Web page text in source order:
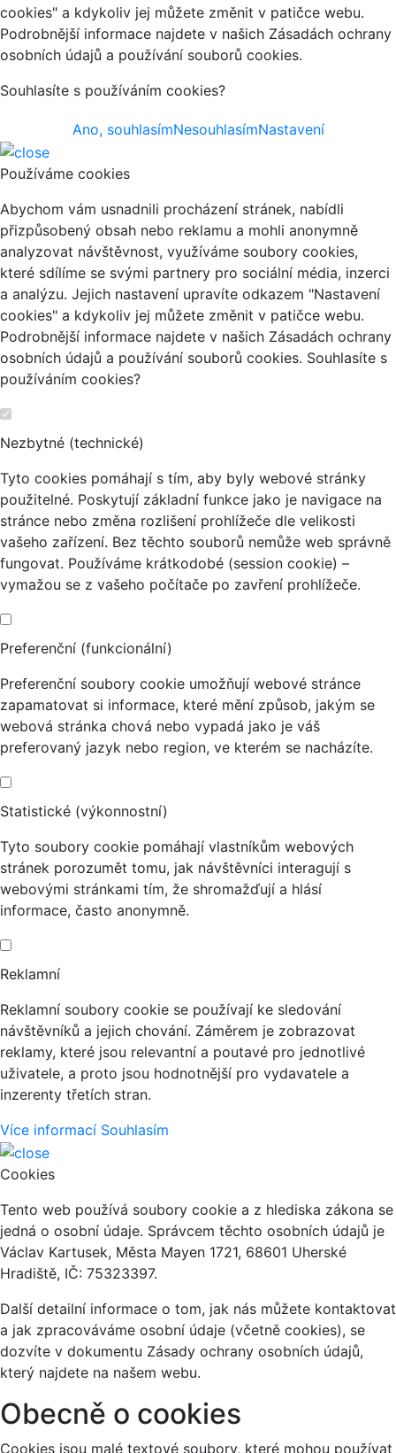
cookies" a kdykoliv jej můžete změnit v patičce webu.
Podrobnější informace najdete v našich Zásadách ochrany
osobních údajů a používání souborů cookies.
Souhlasíte s používáním cookies?
Ano, souhlasímNesouhlasímNastavení
Používáme cookies
Abychom vám usnadnili procházení stránek, nabídli
přizpůsobený obsah nebo reklamu a mohli anonymně
analyzovat návštěvnost, využíváme soubory cookies,
které sdílíme se svými partnery pro sociální média, inzerci
a analýzu. Jejich nastavení upravíte odkazem "Nastavení
cookies" a kdykoliv jej můžete změnit v patičce webu.
Podrobnější informace najdete v našich Zásadách ochrany
osobních údajů a používání souborů cookies. Souhlasíte s
používáním cookies?
Nezbytné (technické)
Tyto cookies pomáhají s tím, aby byly webové stránky
použitelné. Poskytují základní funkce jako je navigace na
stránce nebo změna rozlišení prohlížeče dle velikosti
vašeho zařízení. Bez těchto souborů nemůže web správně
fungovat. Používáme krátkodobé (session cookie) –
vymažou se z vašeho počítače po zavření prohlížeče.
Preferenční (funkcionální)
Preferenční soubory cookie umožňují webové stránce
zapamatovat si informace, které mění způsob, jakým se
webová stránka chová nebo vypadá jako je váš
preferovaný jazyk nebo region, ve kterém se nacházíte.
Statistické (výkonnostní)
Tyto soubory cookie pomáhají vlastníkům webových
stránek porozumět tomu, jak návštěvníci interagují s
webovými stránkami tím, že shromažďují a hlásí
informace, často anonymně.
Reklamní
Reklamní soubory cookie se používají ke sledování
návštěvníků a jejich chování. Záměrem je zobrazovat
reklamy, které jsou relevantní a poutavé pro jednotlivé
uživatele, a proto jsou hodnotnější pro vydavatele a
inzerenty třetích stran.
Více informací Souhlasím
Cookies
Tento web používá soubory cookie a z hlediska zákona se
jedná o osobní údaje. Správcem těchto osobních údajů je
Václav Kartusek, Města Mayen 1721, 68601 Uherské
Hradiště, IČ: 75323397.
Další detailní informace o tom, jak nás můžete kontaktovat
a jak zpracováváme osobní údaje (včetně cookies), se
dozvíte v dokumentu Zásady ochrany osobních údajů,
který najdete na našem webu.
Obecně o cookies
Cookies jsou malé textové soubory, které mohou používat